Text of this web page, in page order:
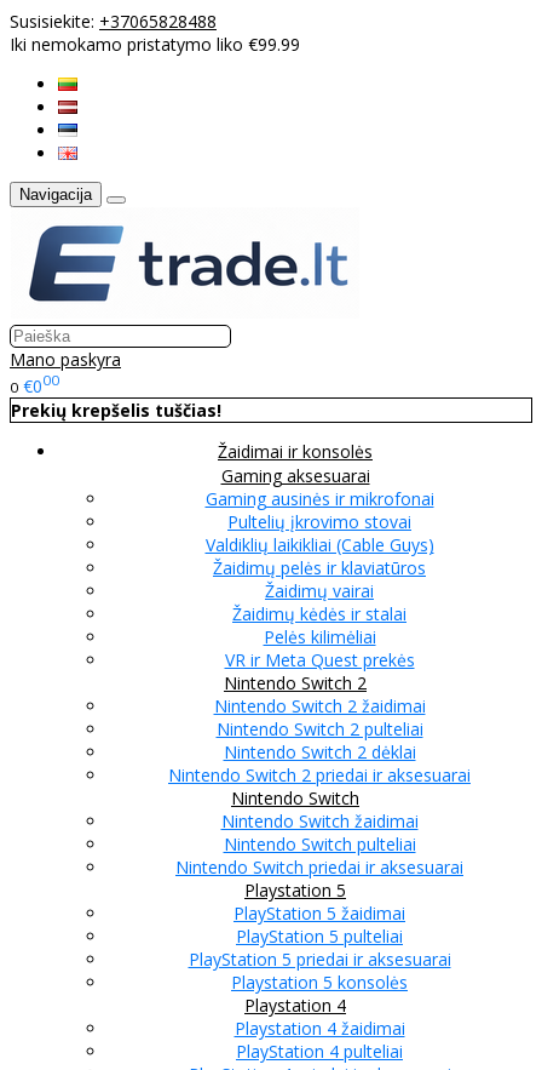
Susisiekite: +37065828488
Iki nemokamo pristatymo liko €99.99
Navigacija
Mano paskyra
0 €000
Prekių krepšelis tuščias!
Žaidimai ir konsolės
Gaming aksesuarai
Gaming ausinės ir mikrofonai
Pultelių įkrovimo stovai
Valdiklių laikikliai (Cable Guys)
Žaidimų pelės ir klaviatūros
Žaidimų vairai
Žaidimų kėdės ir stalai
Pelės kilimėliai
VR ir Meta Quest prekės
Nintendo Switch 2
Nintendo Switch 2 žaidimai
Nintendo Switch 2 pulteliai
Nintendo Switch 2 dėklai
Nintendo Switch 2 priedai ir aksesuarai
Nintendo Switch
Nintendo Switch žaidimai
Nintendo Switch pulteliai
Nintendo Switch priedai ir aksesuarai
Playstation 5
PlayStation 5 žaidimai
PlayStation 5 pulteliai
PlayStation 5 priedai ir aksesuarai
Playstation 5 konsolės
Playstation 4
Playstation 4 žaidimai
PlayStation 4 pulteliai